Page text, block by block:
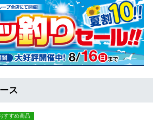
ス
すすめ商品